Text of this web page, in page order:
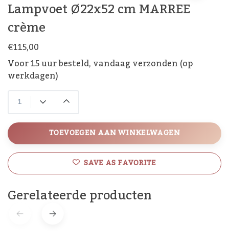
Lampvoet Ø22x52 cm MARREE
crème
€115,00
Voor 15 uur besteld, vandaag verzonden (op
werkdagen)
TOEVOEGEN AAN WINKELWAGEN
SAVE AS FAVORITE
Gerelateerde producten